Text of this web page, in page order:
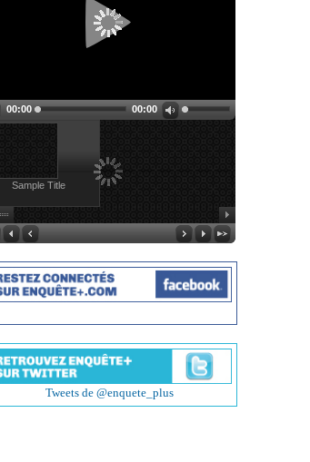
00:00 00:00
Sample Title
Tweets de @enquete_plus